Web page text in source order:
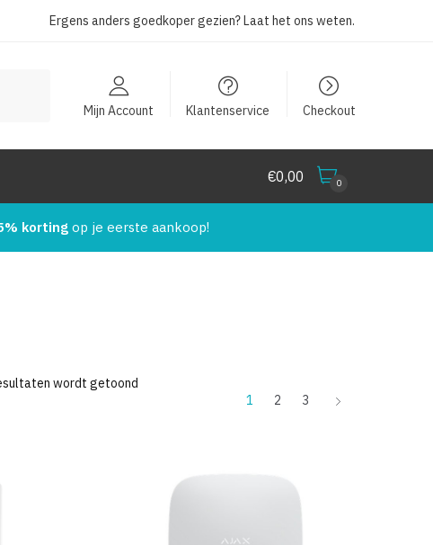
Ergens anders goedkoper gezien?Laat het ons weten.
Mijn Account Klantenservice Checkout
€0,00 0
kortingop je eerste aankoop!
wordt getoond
1
2 3